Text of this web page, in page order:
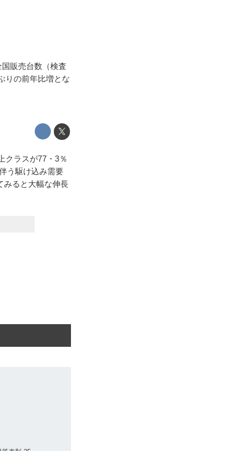
販売台数（検査
りの前年比増とな
クラスが77・3％
う駆け込み需要
みると大幅な伸長